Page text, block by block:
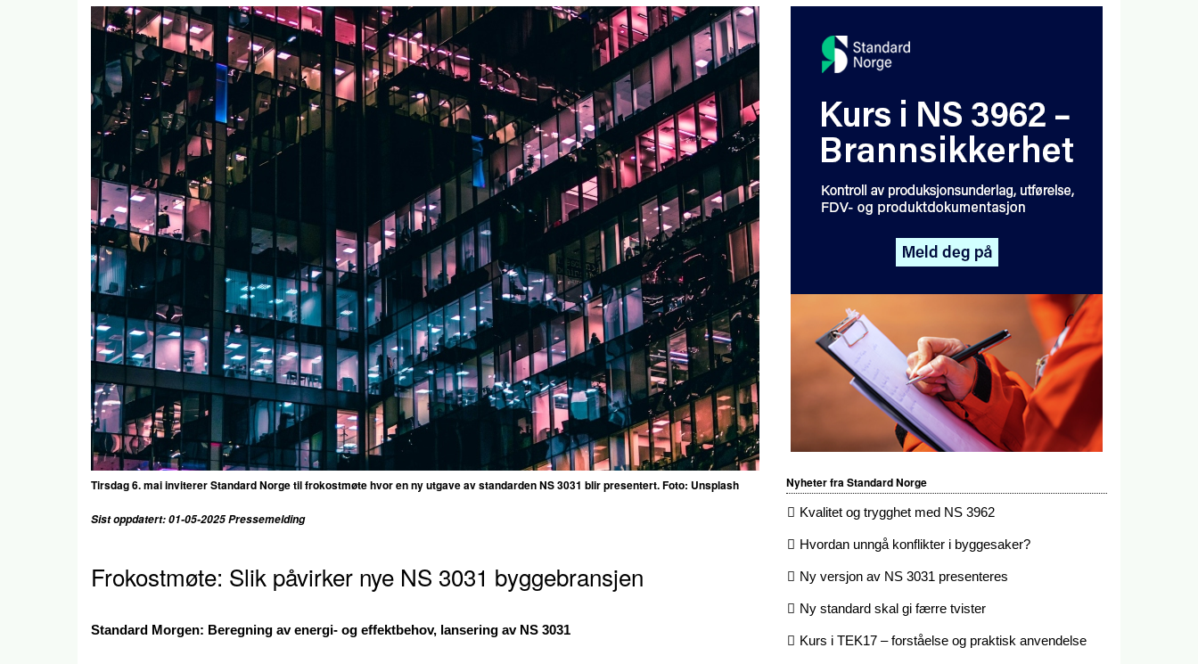
Tirsdag 6. mai inviterer Standard Norge til frokostmøte hvor en ny utgave av standarden NS 3031 blir presentert. Foto: Unsplash
Sist oppdatert: 01-05-2025 Pressemelding
Frokostmøte: Slik påvirker nye NS 3031 byggebransjen
Standard Morgen: Beregning av energi- og effektbehov, lansering av NS 3031
Nyheter fra Standard Norge
Kvalitet og trygghet med NS 3962
Hvordan unngå konflikter i byggesaker?
Ny versjon av NS 3031 presenteres
Ny standard skal gi færre tvister
Kurs i TEK17 – forståelse og praktisk anvendelse